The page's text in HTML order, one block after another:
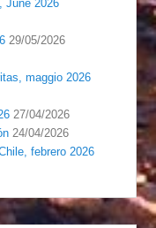
June 2026
29/05/2026
maggio 2026
27/04/2026
24/04/2026
febrero 2026